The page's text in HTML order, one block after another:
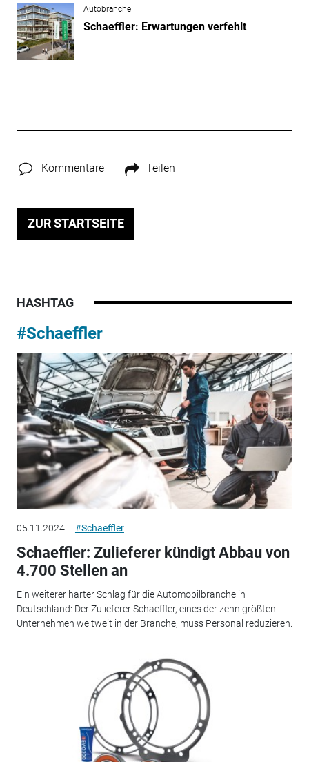
Autobranche
Schaeffler: Erwartungen verfehlt
Kommentare Teilen
ZUR STARTSEITE
HASHTAG
#Schaeffler
05.11.2024 #Schaeffler
Schaeffler: Zulieferer kündigt Abbau von
4.700 Stellen an
Ein weiterer harter Schlag für die Automobilbranche in
Deutschland: Der Zulieferer Schaeffler, eines der zehn größten
Unternehmen weltweit in der Branche, muss Personal reduzieren.